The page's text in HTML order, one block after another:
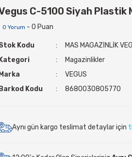
C-5100 Siyah Plastik
0 Yorum - 0 Puan
Kodu
MAS MAGAZİNLİK
Kategori
Magazinlikler
Marka
VEGUS
Barkod Kodu
8680030805770
Aynı gün kargo teslimat detaylar için